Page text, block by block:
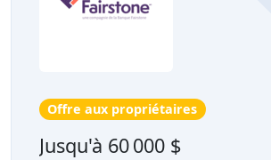
Offre aux propriétaires
Jusqu'à 60 000 $